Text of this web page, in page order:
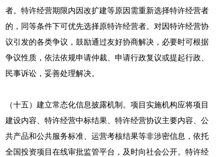
者。特许经营期限内因改扩建等原因需重新选择特许经营者
的，同等条件下可优先选择原特许经营者。对因特许经营协
议引发的各类争议，鼓励通过友好协商解决，必要时可根据
争议性质，依法依规申请仲裁、申请行政复议或提起行政、
民事诉讼，妥善处理解决。
（十五）建立常态化信息披露机制。项目实施机构应将项目
建设内容、特许经营中标结果、特许经营协议主要内容、公
共产品和公共服务标准、运营考核结果等非涉密信息，依托
全国投资项目在线审批监管平台，及时向社会公开。特许经